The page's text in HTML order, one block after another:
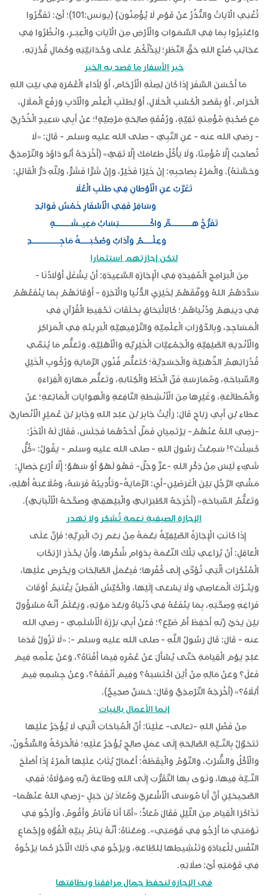
تُغْنِي الْآيَاتُ وَالنُّذُرُ عَنْ قَوْمٍ لَا يُؤْمِنُونَ} (يونس:101)؛ أَيْ: تَفَكَّرُوا
وَاعْتَبِرُوا بِمَا فِي السَّمَوَاتِ وَالْأَرْضِ مِنَ الْآيَاتِ وَالْعِبَـرِ، وَانْظُرُوا فِي
عَجَائِبِ صُنْعِ اللهِ حَقَّ النَّظَرِ؛ لِيَدُلَّكُمْ عَلَى وَحْدَانِيَّتِهِ وَكَمَالِ قُدْرَتِهِ.
خير الأسفار ما قصد به الخير
مَا أَحْسَنَ السَّفَرَ إِذَا كَانَ لِصِلَةِ الْأَرْحَامِ، أَوْ لِأَدَاءِ الْعُمْرَةِ فِي بَيْتِ اللهِ
الْحَرَامِ، أَوْ بِقَصْدِ الْكَسْبِ الْحَلَالِ، أَوْ لِطَلَبِ الْعِلْمِ وَالْأَدَبِ وَرَفْعِ الْمَلَالِ،
مَعَ صُحْبَةٍ مُؤْمِنَةٍ تَقِيَّةٍ، وَرُفْقَةٍ صَالِحَةٍ مَرْضِيَّةٍ!؛ عَنْ أَبِي سَعِيدٍ الْخُدْرِيِّ
- رضي الله عنه - عَنِ النَّبِيِّ - صلى الله عليه وسلم - قَالَ: «لَا
تُصَاحِبْ إِلَّا مُؤْمِنًا، وَلَا يَأْكُلْ طَعَامَكَ إِلَّا تَقِيٌّ» (أَخْرَجَهُ أَبُو دَاوُدَ وَالتِّرْمِذِيُّ
وَحَسَّنَهُ). وَالْمَرْءُ بِصَاحِبِهِ: إِنْ خَيْرًا فَخَيْرٌ، وَإِنْ شَرًّا فَشَرٌّ، وَلِلَّهِ دَرُّ الْقَائِلِ:
تَغَرَّبْ عَنِ الْأَوْطَانِ فِي طَلَبِ الْعُلَا
وَسَافِرْ فَفِي الْأَسْفَارِ خَمْسُ فَوَائِدِ
تَفَرُّجُ هَـــــــمٍّ وَاكْــــــــــتِسَابُ مَعِيـشَـــــةٍ
وَعِلْـــمٌ وَآدَابٌ وَصُحْبَـــةُ مَاجِـــــــــدِ
لتكن إجازتهم استثمارا
مِنَ الْبَرَامِجِ الْمُفِيدَةِ فِي الْإِجَازَةِ السَّعِيدَةِ: أَنْ يَشْغَلَ أَوْلَادُنَا -
سَدَّدَهُمُ اللهُ وَوَفَّقَهُمْ لِخَيْرَيِ الدُّنْيَا وَالْآخِرَةِ - أَوْقَاتَهُمْ بِمَا يَنْفَعُهُمْ
فِي دِينِهِمْ وَدُنْيَاهُمْ؛ كَالِالْتِحَاقِ بِحَلَقَاتِ تَحْفِيظِ الْقُرْآنِ فِي
الْمَسَاجِدِ، وَبِالدَّوْرَاتِ الْعِلْمِيَّةِ وَالتَّرْفِيهِيَّةِ الْبَرِيئَةِ فِي الْمَرَاكِزِ
وَالْأَنْدِيَةِ الصَّيْفِيَّةِ وَالْجَمْعِيَّاتِ الْخَيْرِيَّةِ وَالْأَهْلِيَّةِ، وَتَعَلُّمِ مَا يُنَمِّي
قُدُرَاتِهِمُ الذِّهْنِيَّةَ وَالْجَسَدِيَّةَ؛ كَتَعَلُّمِ فُنُونِ الرِّمَايَةِ وَرُكُوبِ الْخَيْلِ
وَالسِّبَاحَةِ، وَمُمَارَسَةِ فَنِّ الْخَطِّ وَالْكِتَابَةِ، وَتَعَلُّمِ مَهَارَةِ الْقِرَاءَةِ
وَالْمُطَالَعَةِ، وَغَيْرِهَا مِنَ الْأَنْشِطَةِ النَّافِعَةِ وَالْهِوَايَاتِ الْمَاتِعَةِ؛ عَنْ
عَطَاءِ بْنِ أَبِي رَبَاحٍ قَالَ: رَأَيْتُ جَابِرَ بْنَ عَبْدِ اللهِ وَجَابِرَ بْنَ عُمَيْرٍ الْأَنْصَارِيَّ
-رَضِيَ اللهُ عَنْهُمْ- يَرْتَمِيَانِ فَمَلَّ أَحَدُهُمَا فَجَلَسَ، فَقَالَ لَهُ الْآخَرُ:
كَسِلْتَ؟! سَمِعْتُ رَسُولَ اللهِ - صلى الله عليه وسلم - يَقُولُ: «كُلُّ
شَيْءٍ لَيْسَ مِنْ ذِكْرِ اللهِ -عَزَّ وَجَلَّ- فَهُوَ لَهْوٌ أَوْ سَهْوٌ؛ إِلَّا أَرْبَعَ خِصَالٍ:
مَشْيُ الرَّجُلِ بَيْنَ الْغَرَضَيْنِ-أَيِ: الرِّمَايَةُ-وَتَأْدِيبُهُ فَرَسَهُ، وَمُلَاعَبَةُ أَهْلِهِ،
وَتَعَلُّمُ السِّبَاحَةِ« (أَخْرَجَهُ الطَّبَرَانِيُّ وَالْبَيْهَقِيُّ وَصَحَّحَهُ الْأَلْبَانِيُّ).
الإجازة الصيفية نعمة تُشكر ولا تهدر
إِذَا كَانَتِ الْإِجَازَةُ الصَّيْفِيَّةُ نِعْمَةً مِنْ نِعَمِ رَبِّ الْبَرِيَّةِ؛ فَإِنَّ عَلَى
الْعَاقِلِ: أَنْ يُرَاعِيَ تِلْكَ النِّعْمَةَ بِدَوَامِ شُكْرِهَا، وَأَنْ يَحْذَرَ ارْتِكَابَ
الْمُنْكَرَاتِ الَّتِي تُؤَدِّي إِلَى كُفْرِهَا؛ فَيَعْمَلَ الصَّالِحَاتِ وَيَحْرِصَ عَلَيْهَا،
وَيَتْـرُكَ الْمَعَاصِيَ وَلَا يَسْعَى إِلَيْهَا، وَالْكَيِّسُ الْفَطِنُ يَغْتَنِمُ أَوْقَاتَ
فَرَاغِهِ وَصِحَّتِهِ، بِمَا يَنْفَعُهُ فِي دُنْيَاهُ وَبَعْدَ مَوْتِهِ، وَيَعْلَمُ أَنَّهُ مَسْؤُولٌ
بَيْنَ يَدَيْ رَبِّهِ أَحَفِظَ أَمْ ضَيَّعَ؟؛ فَعَنْ أَبِي بَرْزَةَ الْأَسْلَمِيِّ - رضي الله
عنه - قَالَ: قَالَ رَسُولُ اللَّهِ - صلى الله عليه وسلم -: «لَا تَزُولُ قَدَمَا
عَبْدٍ يَوْمَ الْقِيَامَةِ حَتَّى يُسْأَلَ عَنْ عُمُرِهِ فِيمَا أَفْنَاهُ؟، وَعَنْ عِلْمِهِ فِيمَ
فَعَلَ؟ وَعَنْ مَالِهِ مِنْ أَيْنَ اكْتَسَبَهُ؟ وَفِيمَ أَنْفَقَهُ؟، وَعَنْ جِسْمِهِ فِيمَ
أَبْلَاهُ؟» (أَخْرَجَهُ التِّرْمِذِيُّ وَقَالَ: حَسَنٌ صَحِيحٌ).
إنما الأعمال بالنيات
مِنْ فَضْلِ اللهِ -تعالى- عَلَيْنَا: أَنَّ الْمُبَاحَاتِ الَّتِي لَا يُؤْجَرُ عَلَيْهَا
تَتَحَوَّلُ بِالنِّـيَّةِ الصَّالِحَةِ إِلَى عَمَلٍ صَالِحٍ يُؤْجَرُ عَلَيْهِ؛ فَالْحَرَكَةُ وَالسُّكُونُ،
وَالْأَكْلُ وَالشُّرْبُ، وَالنَّوْمُ وَالْيَقَظَةُ: أَعْمَالٌ يُثَابُ عَلَيْهَا الْمَرْءُ إِذَا أَصْلَحَ
النِّـيَّةَ فِيهَا، وَنَوَى بِهَا التَّقَرُّبَ إِلَى اللهِ وَطَاعَةَ رَبِّهِ وَمَوْلَاهُ؛ فَفِي
الصَّحِيحَيْنِ أَنَّ أَبَا مُوسَى الْأَشْعَرِيَّ وَمُعَاذَ بْنَ جَبَلٍ -رَضِيَ اللهُ عَنْهُمَا-
تَذَاكَرَا الْقِيَامَ مِنَ اللَّيْلِ فَقَالَ مُعَاذٌ: «أَمَّا أَنَا فَأَنَامُ وَأَقُومُ، وَأَرْجُو فِي
نَوْمَتِي مَا أَرْجُو فِي قَوْمَتِي». وَمَعْنَاهُ: أَنَّهُ يَنَامُ بِنِيَّةِ الْقُوَّةِ وَإِجْمَاعِ
النَّفْسِ لِلْعِبَادَةِ وَتَنْشِيطِهَا لِلطَّاعَةِ، وَيَرْجُو فِي ذَلِكَ الْأَجْرَ كَمَا يَرْجُوهُ
فِي قَوْمَتِهِ أَيْ: صَلَاتِهِ.
في الإجازة لنحفظ جمال مرافقنا ونظافتها